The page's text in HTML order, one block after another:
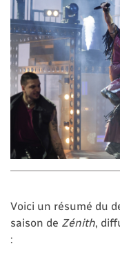
Voici un résumé du
saison de Zénith ,
: